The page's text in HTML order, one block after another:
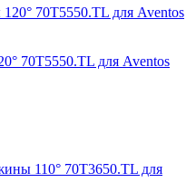
70T5550.TL для Aventos